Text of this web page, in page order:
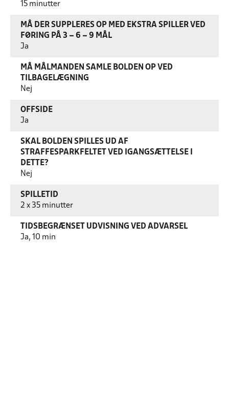
15 minutter
MÅ DER SUPPLERES OP MED EKSTRA SPILLER VED
FØRING PÅ 3 – 6 – 9 MÅL
Ja
MÅ MÅLMANDEN SAMLE BOLDEN OP VED
TILBAGELÆGNING
Nej
OFFSIDE
Ja
SKAL BOLDEN SPILLES UD AF
STRAFFESPARKFELTET VED IGANGSÆTTELSE I
DETTE?
Nej
SPILLETID
2 x 35 minutter
TIDSBEGRÆNSET UDVISNING VED ADVARSEL
Ja, 10 min